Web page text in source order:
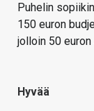
Puhelin
150 euron
jolloin 50
Hyvää